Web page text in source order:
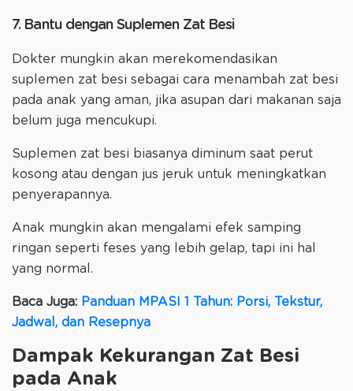
7. Bantu dengan Suplemen Zat Besi
Dokter mungkin akan merekomendasikan
suplemen zat besi sebagai cara menambah zat besi
pada anak yang aman, jika asupan dari makanan saja
belum juga mencukupi.
Suplemen zat besi biasanya diminum saat perut
kosong atau dengan jus jeruk untuk meningkatkan
penyerapannya.
Anak mungkin akan mengalami efek samping
ringan seperti feses yang lebih gelap, tapi ini hal
yang normal.
Baca Juga: Panduan MPASI 1 Tahun: Porsi, Tekstur,
Jadwal, dan Resepnya
Dampak Kekurangan Zat Besi
pada Anak